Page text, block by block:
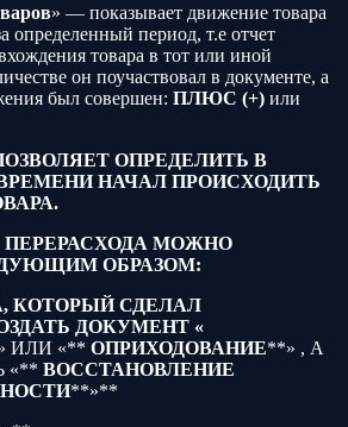
» — показывает движение товара
определенный период, т.е отчет
товара в тот или иной
он поучаствовал в документе, а
был совершен: ПЛЮС (+) или
ОПРЕДЕЛИТЬ В
НАЧАЛ ПРОИСХОДИТЬ
МОЖНО
ОБРАЗОМ:
КОТОРЫЙ СДЕЛАЛ
ДОКУМЕНТ «
ИЛИ «** ОПРИХОДОВАНИЕ**» , А
«** ВОССТАНОВЛЕНИЕ
**»**